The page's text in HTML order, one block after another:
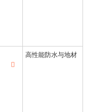
高性能防水与地材